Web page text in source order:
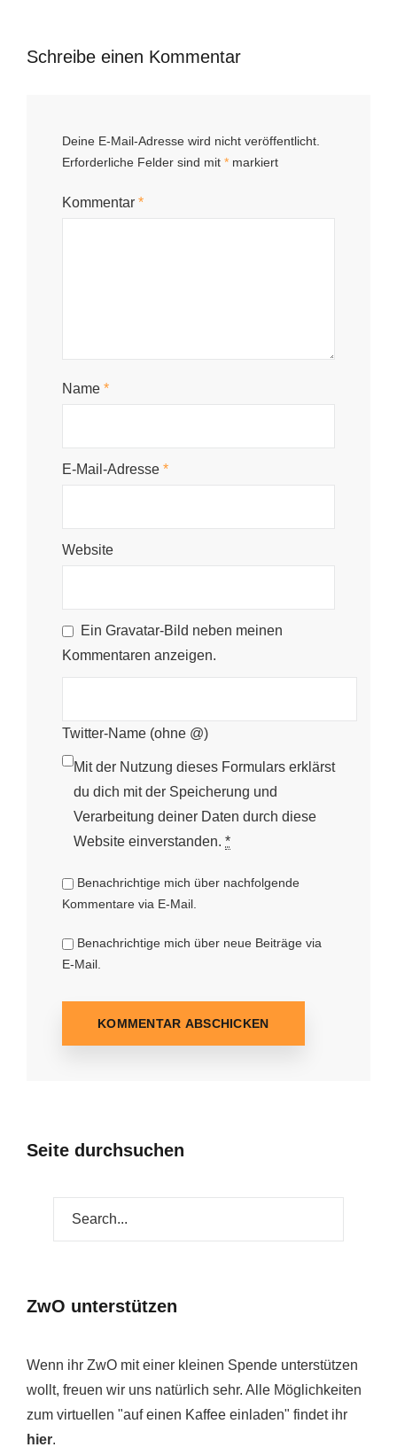
Schreibe einen Kommentar
Deine E-Mail-Adresse wird nicht veröffentlicht.
Erforderliche Felder sind mit * markiert
Kommentar *
Name *
E-Mail-Adresse *
Website
EinGravatar-Bild neben meinen
Kommentaren anzeigen.
Twitter-Name (ohne @)
Mit der Nutzung dieses Formulars erklärst
du dich mit der Speicherung und
Verarbeitung deiner Daten durch diese
Website einverstanden. *
Benachrichtige mich über nachfolgende
Kommentare via E-Mail.
Benachrichtige mich über neue Beiträge via
E-Mail.
Seite durchsuchen
ZwO unterstützen
Wenn ihr ZwO mit einer kleinen Spende unterstützen
wollt, freuen wir uns natürlich sehr. Alle Möglichkeiten
zum virtuellen "auf einen Kaffee einladen" findet ihr
hier.